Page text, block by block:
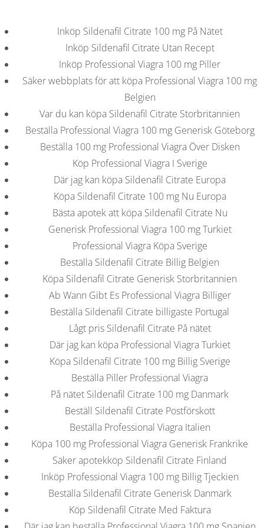
p
Navigation
Äkta Professional Viagra
Online. Få Professional
Viagra Online
Uncategorizedby admin January 2, 2022
Få Professional
Viagra Online
Gradering4.8stjärnor, baserat på341kund kommentarer
Inköp Sildenafil Citrate 100 mg På Nätet
Inköp Sildenafil Citrate Utan Recept
Inköp Professional Viagra 100 mg Piller
Säker webbplats för att köpa Professional Viagra 100 mg
Belgien
Var du kan köpa Sildenafil Citrate Storbritannien
Beställa Professional Viagra 100 mg Generisk Göteborg
Beställa 100 mg Professional Viagra Över Disken
Köp Professional Viagra I Sverige
Där jag kan köpa Sildenafil Citrate Europa
Köpa Sildenafil Citrate 100 mg Nu Europa
Bästa apotek att köpa Sildenafil Citrate Nu
Generisk Professional Viagra 100 mg Turkiet
Professional Viagra Köpa Sverige
Beställa Sildenafil Citrate Billig Belgien
Köpa Sildenafil Citrate Generisk Storbritannien
Ab Wann Gibt Es Professional Viagra Billiger
Beställa Sildenafil Citrate billigaste Portugal
Lågt pris Sildenafil Citrate På nätet
Där jag kan köpa Professional Viagra Turkiet
Köpa Sildenafil Citrate 100 mg Billig Sverige
Beställa Piller Professional Viagra
På nätet Sildenafil Citrate 100 mg Danmark
Beställ Sildenafil Citrate Postförskott
Beställa Professional Viagra Italien
Köpa 100 mg Professional Viagra Generisk Frankrike
Säker apotekköp Sildenafil Citrate Finland
Inköp Professional Viagra 100 mg Billig Tjeckien
Beställa Sildenafil Citrate Generisk Danmark
Köp Sildenafil Citrate Med Faktura
VERANSTALTUNGEN HOME AKTUELL
IMPRESSUM
COVID GÄSTEREGISTRIERUNG BRUNCH
COPYRIGHT @ COPPER BOWLS GMBH 2024